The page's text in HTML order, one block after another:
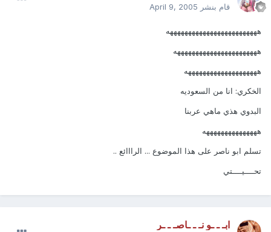
قام بنشر April 9, 2005
هههههههههههههههههههههههههه
هههههههههههههههههههههههه
ههههههههههههههههههههه
الخكري: انا من السعوديه
البدوي هذي ماهي عربنا
هههههههههههههههه
تسلم ابو ناصر على هذا الموضوع ... الرااائع ..
تحــــيــــتي
ابـ ـ ـو نـ ـ ـاصـ ـ ـر